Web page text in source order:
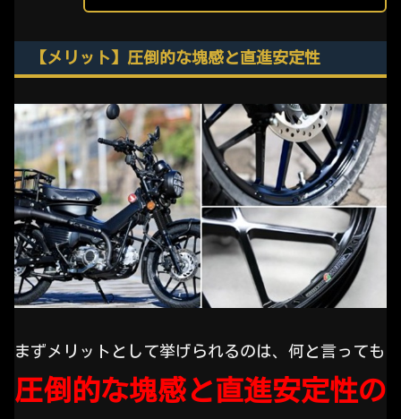
【メリット】圧倒的な塊感と直進安定性
まずメリットとして挙げられるのは、何と言っても
圧倒的な塊感と直進安定性の